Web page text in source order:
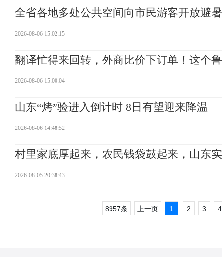
全省各地多处公共空间向市民游客开放避
2026-08-06 15:02:15
翻译忙得来回转，外商比价下订单！这个
2026-08-06 15:00:04
山东“烤”验进入倒计时 8日有望迎来降温
2026-08-06 14:48:52
村里家底厚起来，农民钱袋鼓起来，山东
2026-08-05 20:38:43
8957条 上一页 1 2 3 4